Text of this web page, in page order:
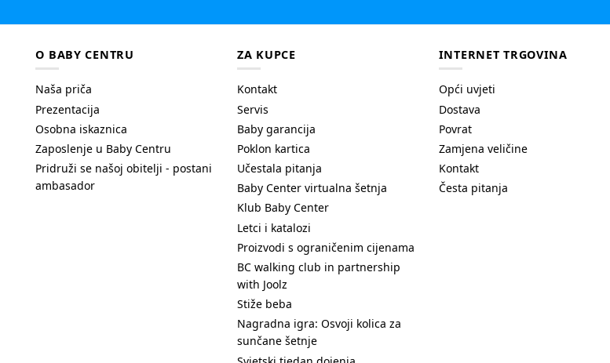
O BABY CENTRU
Naša priča
Prezentacija
Osobna iskaznica
Zaposlenje u Baby Centru
Pridruži se našoj obitelji - postani
ambasador
ZA KUPCE
Kontakt
Servis
Baby garancija
Poklon kartica
Učestala pitanja
Baby Center virtualna šetnja
Klub Baby Center
Letci i katalozi
Proizvodi s ograničenim cijenama
BC walking club in partnership
with Joolz
Stiže beba
Nagradna igra: Osvoji kolica za
sunčane šetnje
INTERNET TRGOVINA
Opći uvjeti
Dostava
Povrat
Zamjena veličine
Kontakt
Česta pitanja